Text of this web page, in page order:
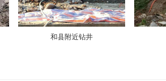
和县附近钻井